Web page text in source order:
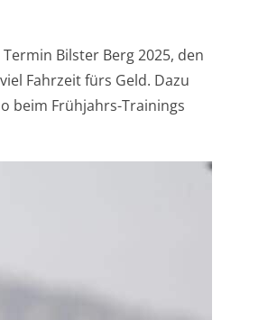
Bilster Berg 2025, den
Fahrzeit fürs Geld. Dazu
beim Frühjahrs-Trainings